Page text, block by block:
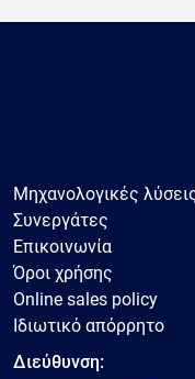
Μηχανολογικές
Συνεργάτες
Επικοινωνία
Όροι χρήσης
Online sales policy
Ιδιωτικό απόρρητο
Διεύθυνση: